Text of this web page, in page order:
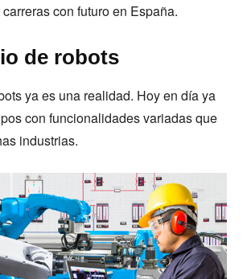
con futuro en España.
de robots
ya es una realidad. Hoy en día ya
con funcionalidades variadas que
industrias.